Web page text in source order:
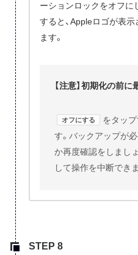
ーションロックをオフに
すると、Appleロゴが表
ます。
【注意】初期化の前
オフにする
をタッ
す。バックアップが
か再度確認をしましょ
して操作を中断できま